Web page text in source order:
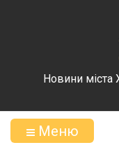
Новини міста
Меню